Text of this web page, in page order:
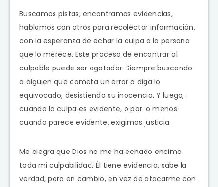
Buscamos pistas, encontramos evidencias,
hablamos con otros para recolectar información,
con la esperanza de echar la culpa a la persona
que lo merece. Este proceso de encontrar al
culpable puede ser agotador. Siempre buscando
a alguien que cometa un error o diga lo
equivocado, desistiendo su inocencia. Y luego,
cuando la culpa es evidente, o por lo menos
cuando parece evidente, exigimos justicia.
Me alegra que Dios no me ha echado encima
toda mi culpabilidad. Él tiene evidencia, sabe la
verdad, pero en cambio, en vez de atacarme con